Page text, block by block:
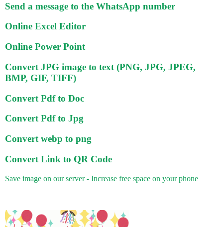
Send a message to the WhatsApp number
Online Excel Editor
Online Power Point
Convert JPG image to text (PNG, JPG, JPEG,
BMP, GIF, TIFF)
Convert Pdf to Doc
Convert Pdf to Jpg
Convert webp to png
Convert Link to QR Code
Save image on our server - Increase free space on your phone